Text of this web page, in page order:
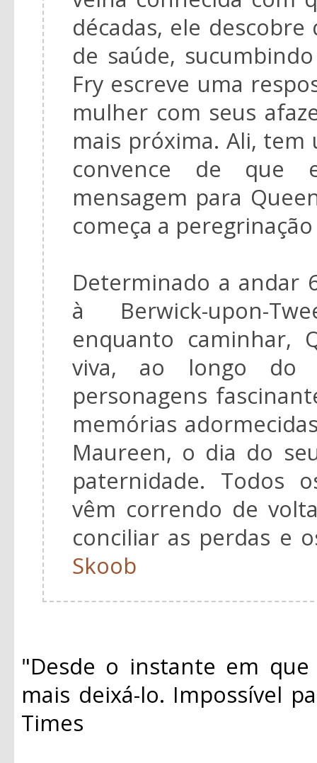
décadas, ele
de saúde,
Fry escreve uma
mulher com seus
mais próxima. Ali,
convence de que
mensagem para
começa a
Determinado a andar
à Berwick-upon-
enquanto caminhar,
viva, ao longo do
personagens
memórias
Maureen, o dia do
paternidade. Todos
vêm correndo de
conciliar as perdas e
Skoob
"Desde o instante em
mais deixá-lo. Impossível
Times